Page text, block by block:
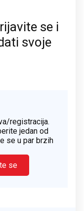
se i
svoje
registracija.
jedan od
se u par brzih
se